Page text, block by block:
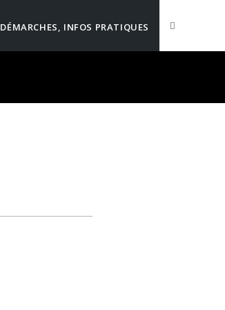
DÉMARCHES, INFOS PRATIQUES